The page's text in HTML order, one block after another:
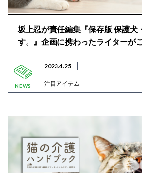
坂上忍が責任編集『保存版 保護犬
す。』企画に携わったライターが
NEWS
2023.4.25
注目アイテム